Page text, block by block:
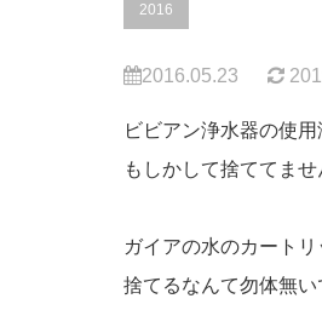
2016
2016.05.23
ビビアン浄水器の使
もしかして捨ててませ
ガイアの水のカート
捨てるなんて勿体無い